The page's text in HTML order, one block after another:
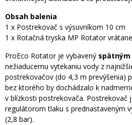
Obsah balenia
1 x Postrekovač s výsuvníkom 10 cm
1 x Rotačná tryska MP Rotator
ProEco Rotator je vybavený spätným
nežiaducemu vytekaniu vody z
postrekovačov (do 4,3 m prevýšenia)
bez ktorého by dochádzalo k
v blízkosti postrekovača. Postrekovač
regulátorom tlaku s prednastaveným
(2,8 bar).